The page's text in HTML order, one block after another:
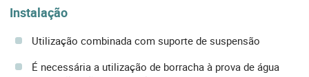
Instalação
Utilização combinada com suporte de suspensão
É necessária a utilização de borracha à prova de água